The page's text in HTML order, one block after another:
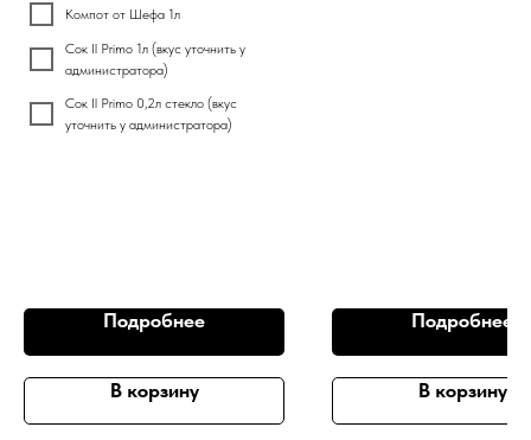
Компот от Шефа 1л
Сок Il Primo 1л (вкус уточнить у
администратора)
Сок Il Primo 0,2л стекло (вкус
уточнить у администратора)
Подробнее
В корзину
Подробнее
В корзину